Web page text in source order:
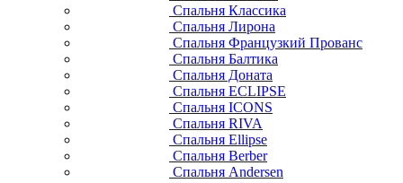
Спальня Классика
Спальня Лирона
Спальня Французкий Прованс
Спальня Балтика
Спальня Доната
Спальня ECLIPSE
Спальня ICONS
Спальня RIVA
Спальня Ellipse
Спальня Berber
Спальня Andersen